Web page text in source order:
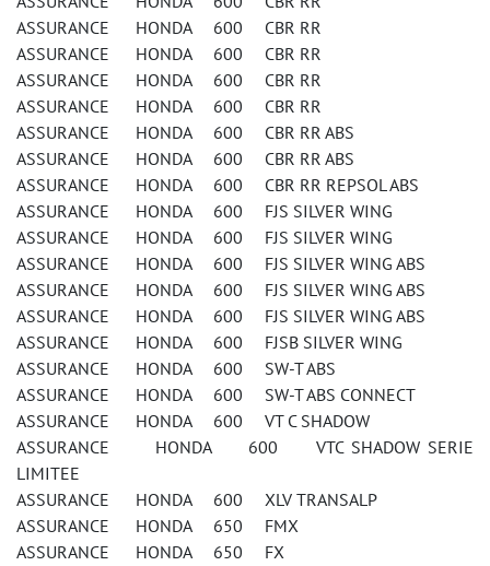
ASSURANCE HONDA 600 CBR RR
ASSURANCE HONDA 600 CBR RR
ASSURANCE HONDA 600 CBR RR
ASSURANCE HONDA 600 CBR RR
ASSURANCE HONDA 600 CBR RR ABS
ASSURANCE HONDA 600 CBR RR ABS
ASSURANCE HONDA 600 CBR RR REPSOL ABS
ASSURANCE HONDA 600 FJS SILVER WING
ASSURANCE HONDA 600 FJS SILVER WING
ASSURANCE HONDA 600 FJS SILVER WING ABS
ASSURANCE HONDA 600 FJS SILVER WING ABS
ASSURANCE HONDA 600 FJS SILVER WING ABS
ASSURANCE HONDA 600 FJSB SILVER WING
ASSURANCE HONDA 600 SW-T ABS
ASSURANCE HONDA 600 SW-T ABS CONNECT
ASSURANCE HONDA 600 VT C SHADOW
ASSURANCE HONDA 600 VTC SHADOW SERIE
LIMITEE
ASSURANCE HONDA 600 XLV TRANSALP
ASSURANCE HONDA 650 FMX
ASSURANCE HONDA 650 FX